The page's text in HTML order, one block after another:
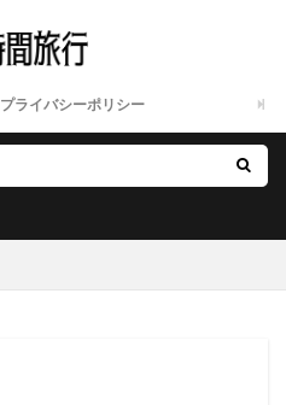
プライバシーポリシー